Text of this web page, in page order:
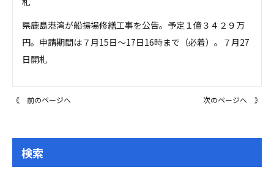
県鹿島港湾が船揚場修繕工事を公告。予定１億３４２９万
円。申請期間は７月15日～17日16時まで（必着）。７月27
日開札
《 前のページへ 次のページへ 》
検索